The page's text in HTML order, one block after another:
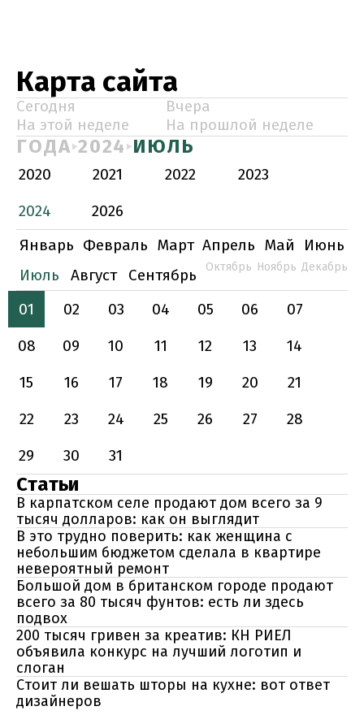
Карта сайта
Сегодня
Вчера
На этой неделе
На прошлой неделе
ГОДА 2024 ИЮЛЬ
2020 2021 2022
2023
2024
2026
Январь Февраль Март Апрель Май
Июнь
Июль
Август Сентябрь Октябрь Ноябрь Декабрь
01 02 03 04 05 06
07
08
09 10 11 12 13
14
15
16 17 18 19 20
21
22
23 24 25 26 27
28
29
30 31
Статьи
В карпатском селе продают дом всего за 9
тысяч долларов: как он выглядит
В это трудно поверить: как женщина с
небольшим бюджетом сделала в квартире
невероятный ремонт
Большой дом в британском городе продают
всего за 80 тысяч фунтов: есть ли здесь
подвох
200 тысяч гривен за креатив: КН РИЕЛ
объявила конкурс на лучший логотип и
слоган
Стоит ли вешать шторы на кухне: вот ответ
дизайнеров